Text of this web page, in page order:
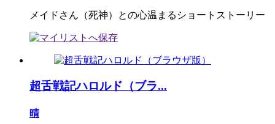
メイドさん（死神）との心温まるショートストーリー
超舌戦記ハロルド（ブラ...
晴